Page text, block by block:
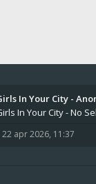
22 apr 2026, 11:37